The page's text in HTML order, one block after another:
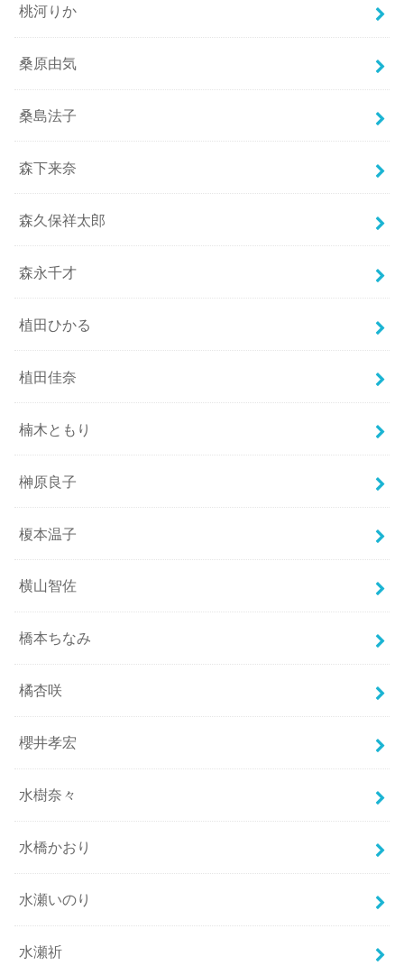
桃河りか
桑原由気
桑島法子
森下来奈
森久保祥太郎
森永千才
植田ひかる
植田佳奈
楠木ともり
榊原良子
榎本温子
横山智佐
橋本ちなみ
橘杏咲
櫻井孝宏
水樹奈々
水橋かおり
水瀬いのり
水瀬祈